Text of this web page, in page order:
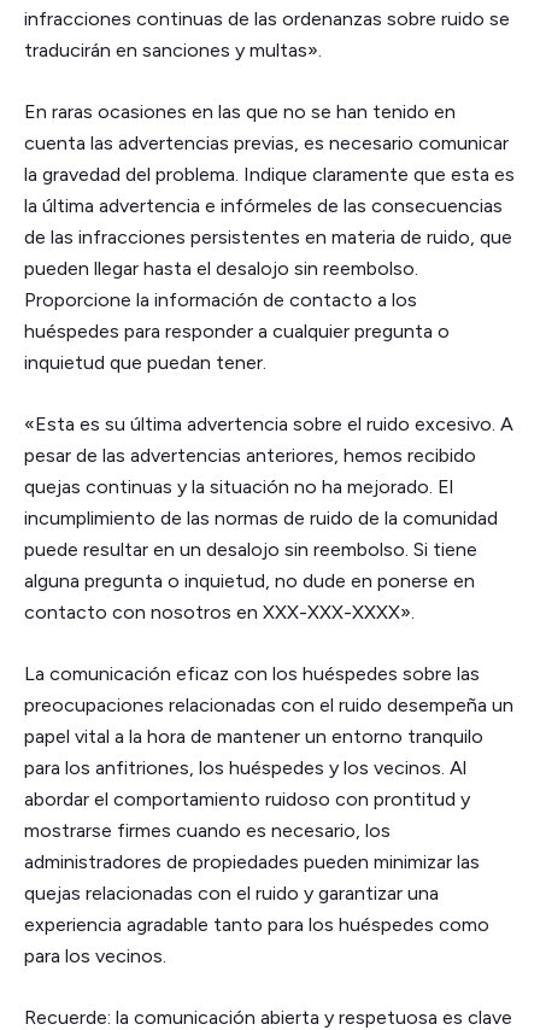
infracciones continuas de las ordenanzas sobre ruido se
traducirán en sanciones y multas».
En raras ocasiones en las que no se han tenido en
cuenta las advertencias previas, es necesario comunicar
la gravedad del problema. Indique claramente que esta es
la última advertencia e infórmeles de las consecuencias
de las infracciones persistentes en materia de ruido, que
pueden llegar hasta el desalojo sin reembolso.
Proporcione la información de contacto a los
huéspedes para responder a cualquier pregunta o
inquietud que puedan tener.
«Esta es su última advertencia sobre el ruido excesivo. A
pesar de las advertencias anteriores, hemos recibido
quejas continuas y la situación no ha mejorado. El
incumplimiento de las normas de ruido de la comunidad
puede resultar en un desalojo sin reembolso. Si tiene
alguna pregunta o inquietud, no dude en ponerse en
contacto con nosotros en XXX-XXX-XXXX».
La comunicación eficaz con los huéspedes sobre las
preocupaciones relacionadas con el ruido desempeña un
papel vital a la hora de mantener un entorno tranquilo
para los anfitriones, los huéspedes y los vecinos. Al
abordar el comportamiento ruidoso con prontitud y
mostrarse firmes cuando es necesario, los
administradores de propiedades pueden minimizar las
quejas relacionadas con el ruido y garantizar una
experiencia agradable tanto para los huéspedes como
para los vecinos.
Recuerde: la comunicación abierta y respetuosa es clave